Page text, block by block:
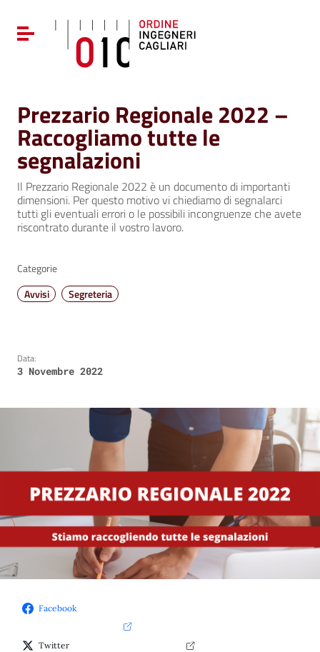
Vai al menu di navigazione
Vai al footer
Attiva / disattiva la navigazione
Prezzario Regionale 2022 –
Raccogliamo tutte le
segnalazioni
Il Prezzario Regionale 2022 è un documento di importanti
dimensioni. Per questo motivo vi chiediamo di segnalarci
tutti gli eventuali errori o le possibili incongruenze che avete
riscontrato durante il vostro lavoro.
Categorie
Avvisi
Segreteria
Data:
3 Novembre 2022
Facebook
Twitter